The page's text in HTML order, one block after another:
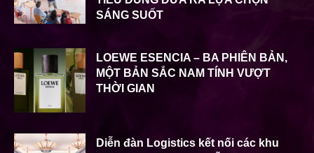
SÁNG SUỐT
LOEWE ESENCIA – BA PHIÊN BẢN,
MỘT BẢN SẮC NAM TÍNH VƯỢT
THỜI GIAN
Diễn đàn Logistics kết nối các khu